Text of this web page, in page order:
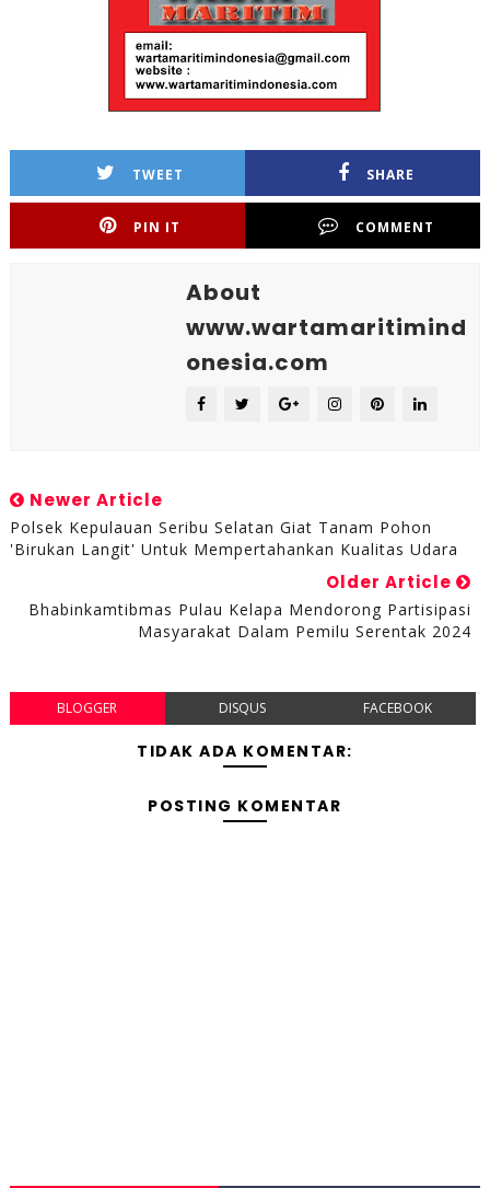
TWEET SHARE
PIN IT COMMENT
About
www.wartamaritimind
onesia.com
Newer Article
Polsek Kepulauan Seribu Selatan Giat Tanam Pohon
'Birukan Langit' Untuk Mempertahankan Kualitas Udara
Older Article
Bhabinkamtibmas Pulau Kelapa Mendorong Partisipasi
Masyarakat Dalam Pemilu Serentak 2024
BLOGGER DISQUS FACEBOOK
TIDAK ADA KOMENTAR:
POSTING KOMENTAR